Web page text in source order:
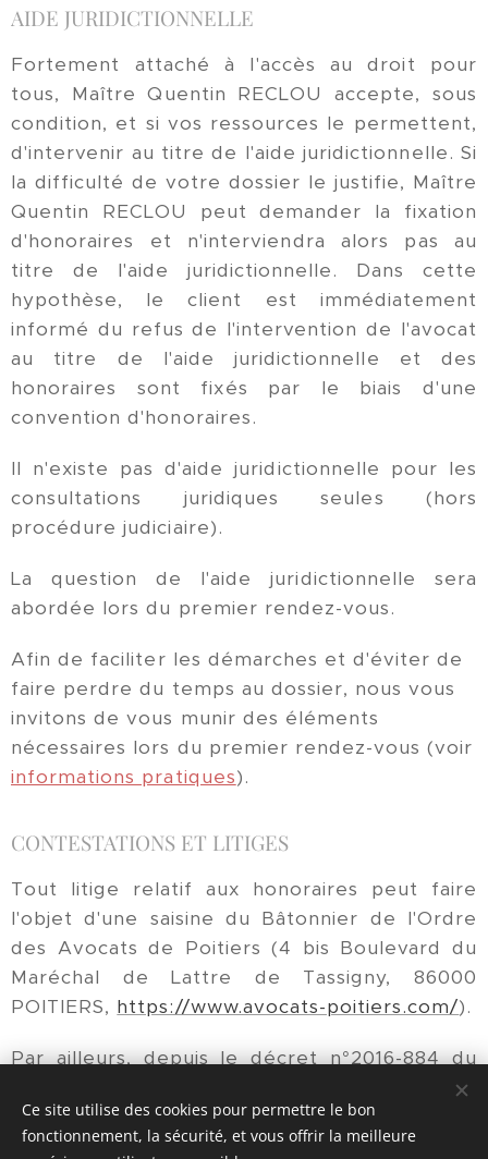
AIDE JURIDICTIONNELLE
Fortement attaché à l'accès au droit pour
tous, Maître Quentin RECLOU accepte, sous
condition, et si vos ressources le permettent,
d'intervenir au titre de l'aide juridictionnelle. Si
la difficulté de votre dossier le justifie, Maître
Quentin RECLOU peut demander la fixation
d'honoraires et n'interviendra alors pas au
titre de l'aide juridictionnelle. Dans cette
hypothèse, le client est immédiatement
informé du refus de l'intervention de l'avocat
au titre de l'aide juridictionnelle et des
honoraires sont fixés par le biais d'une
convention d'honoraires.
Il n'existe pas d'aide juridictionnelle pour les
consultations juridiques seules (hors
procédure judiciaire).
La question de l'aide juridictionnelle sera
abordée lors du premier rendez-vous.
Afin de faciliter les démarches et d'éviter de
faire perdre du temps au dossier, nous vous
invitons de vous munir des éléments
nécessaires lors du premier rendez-vous (voir
informations pratiques).
CONTESTATIONS ET LITIGES
Tout litige relatif aux honoraires peut faire
l'objet d'une saisine du Bâtonnier de l'Ordre
des Avocats de Poitiers (4 bis Boulevard du
Maréchal de Lattre de Tassigny, 86000
POITIERS, https://www.avocats-poitiers.com/).
Par ailleurs, depuis le décret n°2016-884 du
29 juin 2016, vous pouvez également saisir le
médiateur des avocats (voirmention légales
Ce site utilise des cookies pour permettre le bon
fonctionnement, la sécurité, et vous offrir la meilleure